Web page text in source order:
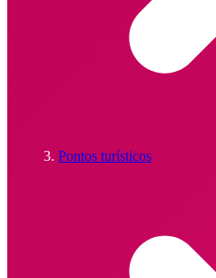
Pontos turísticos